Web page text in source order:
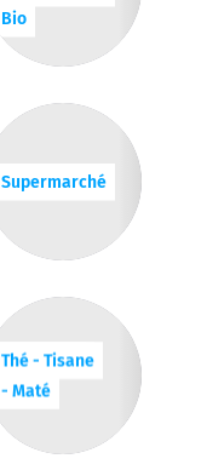
Bio
Supermarché
Thé - Tisane
- Maté